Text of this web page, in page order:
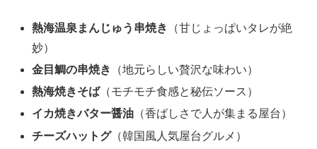
熱海温泉まんじゅう串焼き
（甘じょっぱいタレが絶
妙）
金目鯛の串焼き
（地元らしい贅沢な味わい）
熱海焼きそば（モチモチ食感と秘伝ソース）
イカ焼きバター醤油 （香ばしさで人が集まる屋台）
チーズハットグ（韓国風人気屋台グルメ）